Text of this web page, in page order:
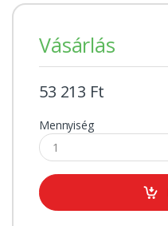
Vásárlás
53 213 Ft
Mennyiség